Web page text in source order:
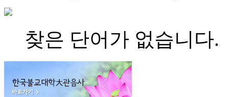
찾은 단어가 없습니다.